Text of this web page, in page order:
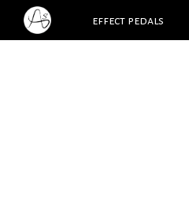
effect pedals